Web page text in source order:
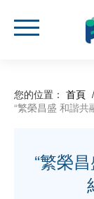
您的位置： 首頁 /
“繁榮昌盛 和諧
“繁榮